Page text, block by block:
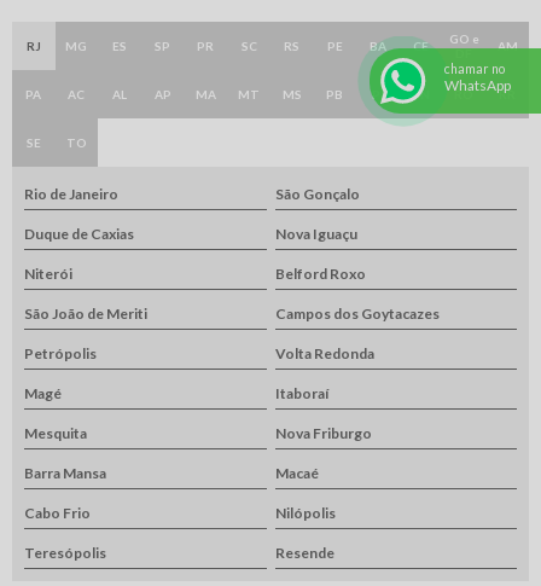
RJ MG ES SP PR SC RS PE BA CE
GO e
DF
AM
PA AC AL AP MA MT MS PB PI RN RO RR
SE TO
Rio de Janeiro São Gonçalo
Duque de Caxias Nova Iguaçu
Niterói Belford Roxo
São João de Meriti Campos dos Goytacazes
Petrópolis Volta Redonda
Magé Itaboraí
Mesquita Nova Friburgo
Barra Mansa Macaé
Cabo Frio Nilópolis
Teresópolis Resende
chamar no
WhatsApp